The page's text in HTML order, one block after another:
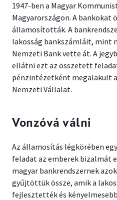
1947-ben a Magyar
Magyarországon. A bankokat
államosították. A
lakosság bankszámláit, mint
Nemzeti Bank vette át. A
ellátni ezt az összetett
pénzintézetként megalakult
Nemzeti Vállalat.
Vonzóvá válni
Az államosítás légkörében
feladat az emberek bizalmát
magyar bankrendszernek
gyűjtöttük össze, amik a
fejlesztették és